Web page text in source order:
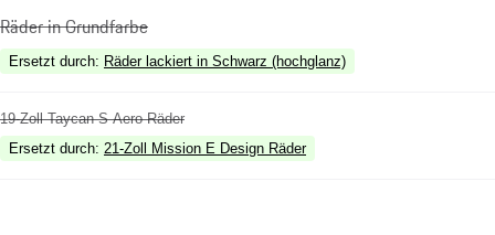
Räder in Grundfarbe
Ersetzt durch: Räder lackiert in Schwarz (hochglanz)
19-Zoll Taycan S Aero Räder
Ersetzt durch: 21-Zoll Mission E Design Räder